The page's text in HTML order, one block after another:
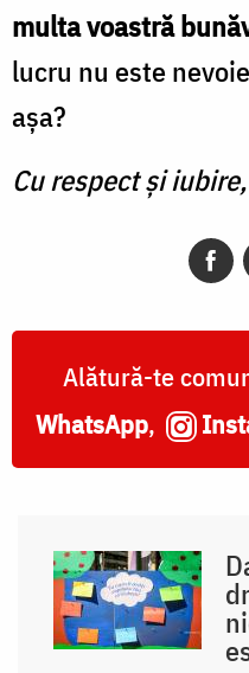
multa voastră
lucru nu este
așa?
Cu respect și iubire,
Alătură-te
WhatsApp,